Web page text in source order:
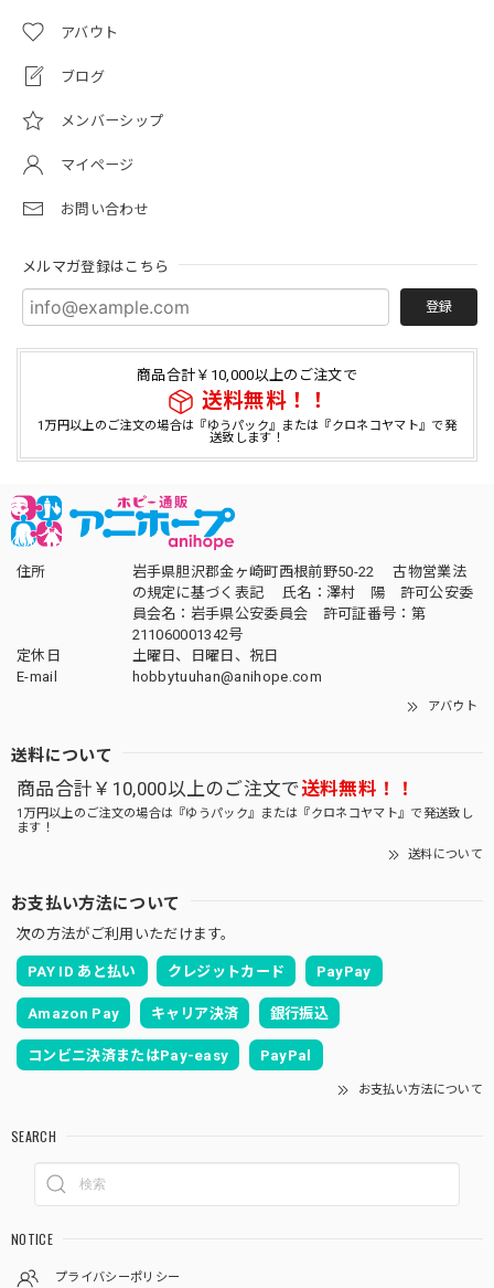
アバウト
ブログ
メンバーシップ
マイページ
お問い合わせ
メルマガ登録はこちら
登録
商品合計￥10,000以上のご注文で
送料無料！！
1万円以上のご注文の場合は『ゆうパック』または『クロネコヤマト』で発
送致します！
住所
岩手県胆沢郡金ヶ崎町西根前野50-22 古物営業法
の規定に基づく表記 氏名：澤村 陽 許可公安委
員会名：岩手県公安委員会 許可証番号：第
211060001342号
定休日
土曜日、日曜日、祝日
E-mail
hobbytuuhan@anihope.com
アバウト
送料について
商品合計￥10,000以上のご注文で送料無料！！
1万円以上のご注文の場合は『ゆうパック』または『クロネコヤマト』で発送致し
ます！
送料について
お支払い方法について
次の方法がご利用いただけます。
PAY ID あと払い クレジットカード PayPay
Amazon Pay キャリア決済 銀行振込
コンビニ決済またはPay-easy PayPal
お支払い方法について
SEARCH
NOTICE
プライバシーポリシー